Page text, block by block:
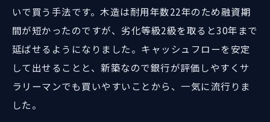
いで買う手法です。木造は耐用年数22年のため融資期
間が短かったのですが、劣化等級2級を取ると30年まで
延ばせるようになりました。キャッシュフローを安定
して出せることと、新築なので銀行が評価しやすくサ
ラリーマンでも買いやすいことから、一気に流行りま
した。